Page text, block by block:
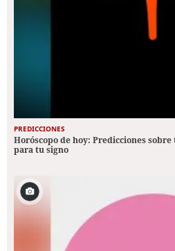
PREDICCIONES
Horóscopo de hoy: Predicciones
para tu signo